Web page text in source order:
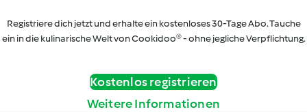
Registriere dich jetzt und erhalte ein kostenloses 30-Tage Abo. Tauche
ein in die kulinarische Welt von Cookidoo® - ohne jegliche Verpflichtung.
Kostenlos registrieren
Weitere Informationen